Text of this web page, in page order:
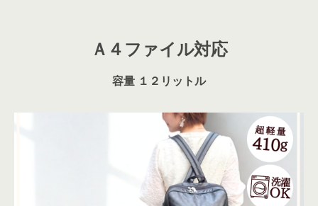
Ａ４ファイル対応
容量 １２リットル